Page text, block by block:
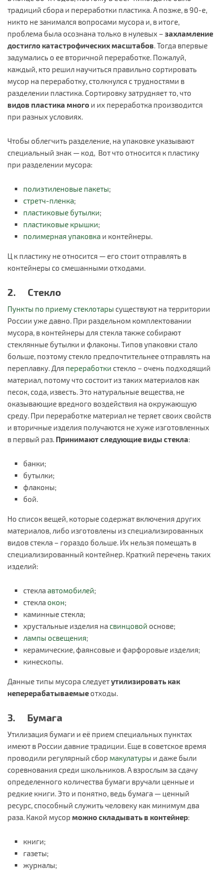
традиций сбора и переработки пластика. А позже, в 90-е,
никто не занимался вопросами мусора и, в итоге,
проблема была осознана только в нулевых – захламление
достигло катастрофических масштабов. Тогда впервые
задумались о ее вторичной переработке. Пожалуй,
каждый, кто решил научиться правильно сортировать
мусор на переработку, столкнулся с трудностями в
разделении пластика. Сортировку затрудняет то, что
видов пластика много и их переработка производится
при разных условиях.
Чтобы облегчить разделение, на упаковке указывают
специальный знак — код, Вот что относится к пластику
при разделении мусора:
полиэтиленовые пакеты;
стретч-пленка;
пластиковые бутылки;
пластиковые крышки;
полимерная упаковка и контейнеры.
Ц к пластику не относится — его стоит отправлять в
контейнеры со смешанными отходами.
2. Стекло
Пункты по приему стеклотары существуют на территории
России уже давно. При раздельном комплектовании
мусора, в контейнеры для стекла также собирают
стеклянные бутылки и флаконы. Типов упаковки стало
больше, поэтому стекло предпочтительнее отправлять на
переплавку. Для переработки стекло – очень подходящий
материал, потому что состоит из таких материалов как
песок, сода, известь. Это натуральные вещества, не
оказывающие вредного воздействия на окружающую
среду. При переработке материал не теряет своих свойств
и вторичные изделия получаются не хуже изготовленных
в первый раз. Принимают следующие виды стекла:
банки;
бутылки;
флаконы;
бой.
Но список вещей, которые содержат включения других
материалов, либо изготовлены из специализированных
видов стекла – гораздо больше. Их нельзя помещать в
специализированный контейнер. Краткий перечень таких
изделий:
стеклаавтомобилей;
стеклаокон;
каминные стекла;
хрустальные изделия насвинцовой основе;
лампы освещения;
керамические, фаянсовые и фарфоровые изделия;
кинескопы.
Данные типы мусора следуетутилизировать как
неперерабатываемыеотходы.
3. Бумага
Утилизация бумаги и её прием специальных пунктах
имеют в России давние традиции. Еще в советское время
проводили регулярный сбор макулатуры и даже были
соревнования среди школьников. А взрослым за сдачу
определенного количества бумаги вручали ценные и
редкие книги. Это и понятно, ведь бумага — ценный
ресурс, способный служить человеку как минимум два
раза. Какой мусор можно складывать в контейнер:
книги;
газеты;
журналы;